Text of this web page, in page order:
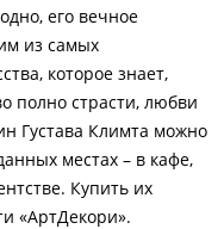
его вечное
из самых
которое знает,
полно страсти, любви
Густава Климта можно
местах – в кафе,
Купить их
«АртДекори».